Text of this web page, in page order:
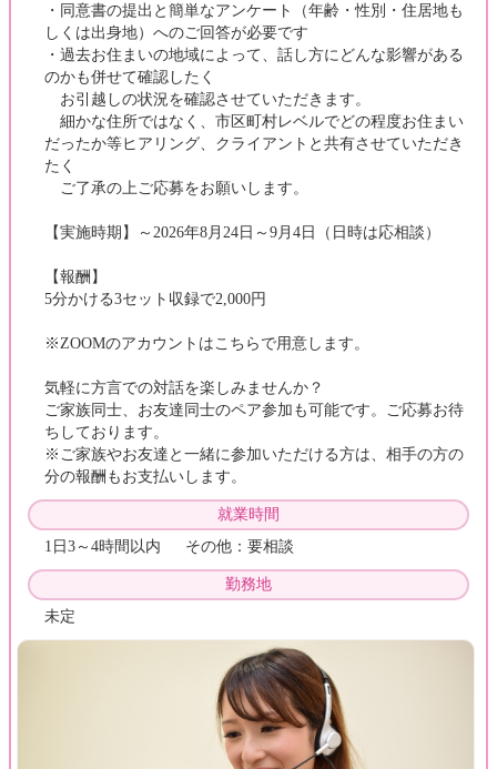
・同意書の提出と簡単なアンケート（年齢・性別・住居地も
しくは出身地）へのご回答が必要です
・過去お住まいの地域によって、話し方にどんな影響がある
のかも併せて確認したく
お引越しの状況を確認させていただきます。
細かな住所ではなく、市区町村レベルでどの程度お住まい
だったか等ヒアリング、クライアントと共有させていただき
たく
ご了承の上ご応募をお願いします。
【実施時期】～2026年8月24日～9月4日（日時は応相談）
【報酬】
5分かける3セット収録で2,000円
※ZOOMのアカウントはこちらで用意します。
気軽に方言での対話を楽しみませんか？
ご家族同士、お友達同士のペア参加も可能です。ご応募お待
ちしております。
※ご家族やお友達と一緒に参加いただける方は、相手の方の
分の報酬もお支払いします。
就業時間
1日3～4時間以内 その他：要相談
勤務地
未定